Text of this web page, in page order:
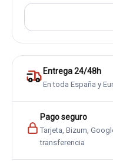
Entrega 24/48h
En toda España y
Pago seguro
Tarjeta, Bizum,
transferencia